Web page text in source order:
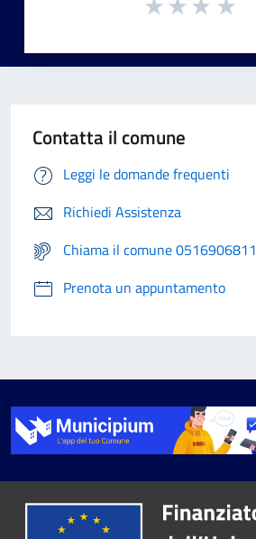
Contatta il comune
Leggi le domande frequenti
Richiedi Assistenza
Chiama il comune 0516906811
Prenota un appuntamento